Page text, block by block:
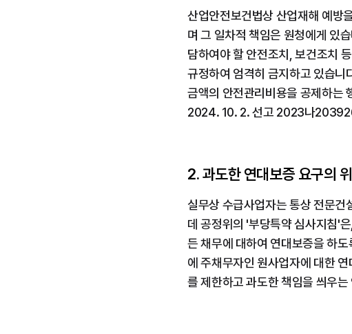
산업안전보건법상 산업재해 예방
며 그 일차적 책임은 원청에게 있
담하여야 할 안전조치, 보건조치
규정하여 엄격히 금지하고 있습니
금액의 안전관리비용을 공제하는
2024. 10. 2. 선고 2023나
2. 과도한 연대보증 요구의
실무상 수급사업자는 통상 전문
데 공정위의 '부당특약 심사지침'
든 채무에 대하여 연대보증을 하
에 주채무자인 원사업자에 대한
를 제한하고 과도한 책임을 씌우